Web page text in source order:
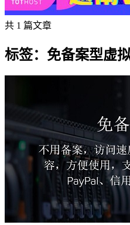
共 1 篇文章
标签：免备案型虚